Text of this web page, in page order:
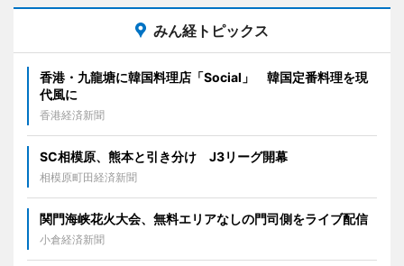
みん経トピックス
香港・九龍塘に韓国料理店「Social」 韓国定番料理を現
代風に
香港経済新聞
SC相模原、熊本と引き分け J3リーグ開幕
相模原町田経済新聞
関門海峡花火大会、無料エリアなしの門司側をライブ配信
小倉経済新聞